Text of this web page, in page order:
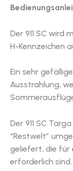
Der 911 SC wird
H-Kennzeichen
Ein sehr
Ausstrahlung,
Der 911 SC
“Restwelt”
geliefert, die für
erforderlich sind.